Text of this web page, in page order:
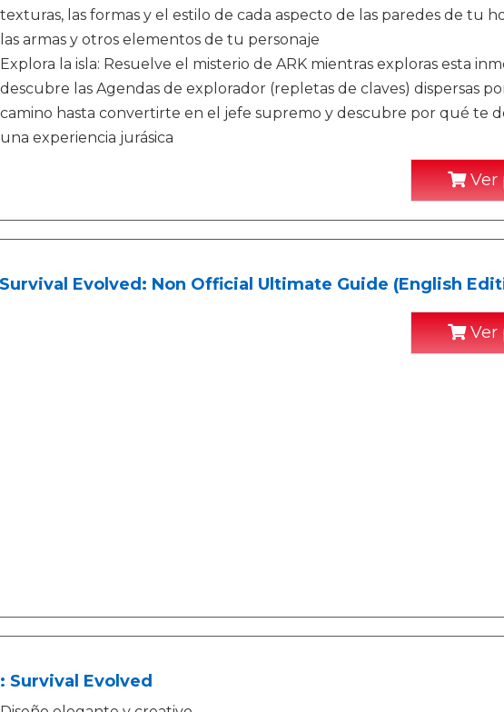
texturas, las formas y el estilo de cada aspecto de las paredes de tu
las armas y otros elementos de tu personaje
Explora la isla: Resuelve el misterio de ARK mientras exploras esta
descubre las Agendas de explorador (repletas de claves) dispersas
camino hasta convertirte en el jefe supremo y descubre por qué te
una experiencia jurásica
Ver
Evolved: Non Official Ultimate Guide (English
Ver
Survival Evolved